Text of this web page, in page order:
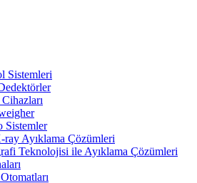
Sistemleri
Sistemler
ray Ayıklama Çözümleri
Teknolojisi ile Ayıklama Çözümleri